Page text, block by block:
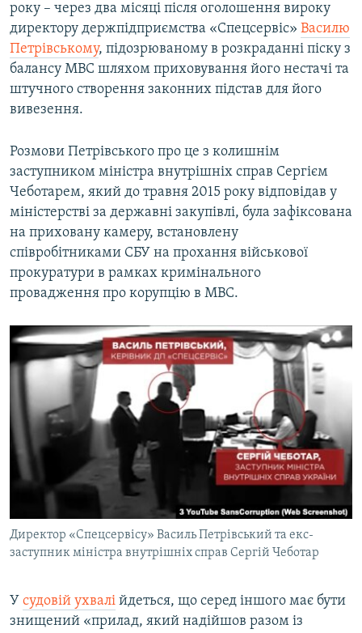
року – через два місяці після оголошення вироку
директору держпідприємства «Спецсервіс» Василю
Петрівському, підозрюваному в розкраданні піску з
балансу МВС шляхом приховування його нестачі та
штучного створення законних підстав для його
вивезення.
Розмови Петрівського про це з колишнім
заступником міністра внутрішніх справ Сергієм
Чеботарем, який до травня 2015 року відповідав у
міністерстві за державні закупівлі, була зафіксована
на приховану камеру, встановлену
співробітниками СБУ на прохання військової
прокуратури в рамках кримінального
провадження про корупцію в МВС.
Директор «Спецсервісу» Василь Петрівський та екс-
заступник міністра внутрішніх справ Сергій Чеботар
У судовій ухвалі йдеться, що серед іншого має бути
знищений «прилад, який надійшов разом із